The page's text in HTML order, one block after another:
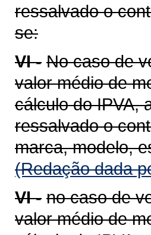
ressalvado o
se:
VI - No caso de
valor médio de
cálculo do IPVA,
ressalvado o
marca, modelo,
(Redação dada
VI - no caso de
valor médio de